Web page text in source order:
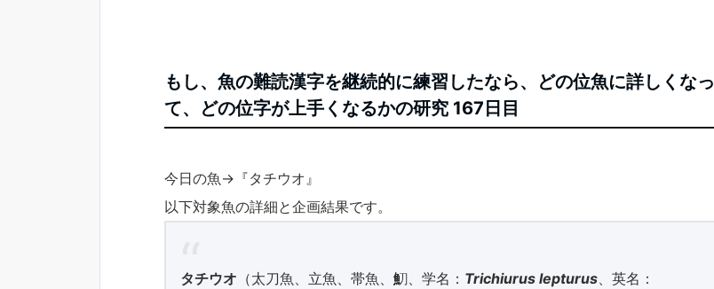
もし、魚の難読漢字を継続的に練習したなら、どの位魚に詳しくなっ
て、どの位字が上手くなるかの研究 167日目
今日の魚→『タチウオ』
以下対象魚の詳細と企画結果です。
タチウオ （太刀魚、立魚、帯魚、魛、学名： Trichiurus lepturus、英名：